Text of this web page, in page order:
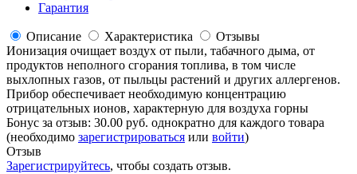
Гарантия
Описание Характеристика
Отзывы
Ионизация очищает воздух от пыли, табачного дыма, от
продуктов неполного сгорания топлива, в том числе
выхлопных газов, от пыльцы растений и других аллергенов.
Прибор обеспечивает необходимую концентрацию
отрицательных ионов, характерную для воздуха горны
Бонус за отзыв: 30.00 руб. однократно для каждого товара
(необходимо зарегистрироваться или войти)
Отзыв
Зарегистрируйтесь, чтобы создать отзыв.